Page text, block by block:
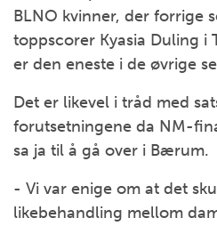
BLNO kvinner, der forrige
toppscorer Kyasia Duling i
er den eneste i de øvrige
Det er likevel i tråd med
forutsetningene da NM-
sa ja til å gå over i Bærum.
- Vi var enige om at det
likebehandling mellom